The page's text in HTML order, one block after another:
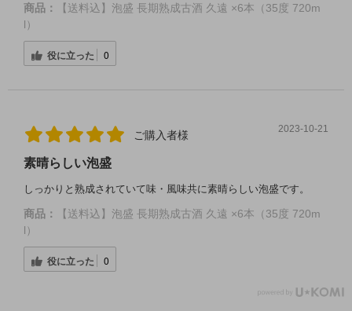
商品：
【送料込】泡盛 長期熟成古酒 久遠 ×6本（35度 720m
l）
役に立った 0
ご購入者様 2023-10-21
素晴らしい泡盛
しっかりと熟成されていて味・風味共に素晴らしい泡盛です。
商品：
【送料込】泡盛 長期熟成古酒 久遠 ×6本（35度 720m
l）
役に立った 0